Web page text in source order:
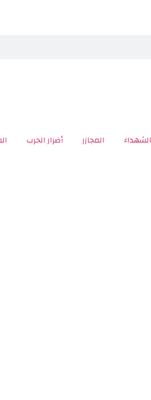
الشهداء المجازر أضرار الحرب